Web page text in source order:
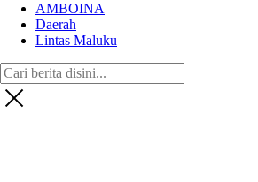
AMBOINA
Daerah
Lintas Maluku